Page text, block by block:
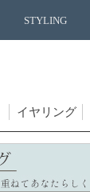
STYLING
イヤリング